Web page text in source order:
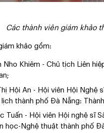
Các thành viên giám khảo
khảo gồm:
Nho Khiêm - Chủ tịch Liên
Hội An - Hội viên Hội Nghệ
thành phố Đà Nẵng:
Tuấn - Hội viên Hội nghệ sĩ
học-Nghệ thuật thành phố